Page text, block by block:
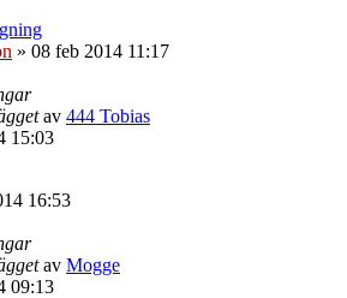
» 08 feb 2014 11:17
av 444 Tobias
15:03
16:53
av Mogge
09:13